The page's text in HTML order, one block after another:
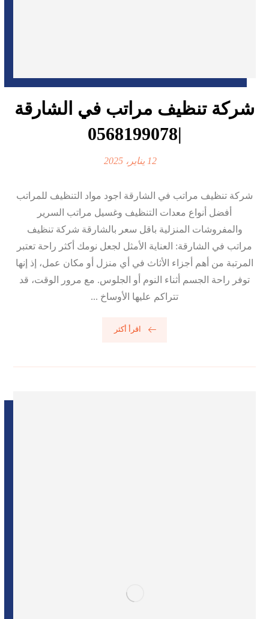
شركة تنظيف مراتب في الشارقة
|0568199078
12 يناير، 2025
شركة تنظيف مراتب في الشارقة اجود مواد التنظيف للمراتب
أفضل أنواع معدات التنظيف وغسيل مراتب السرير
والمفروشات المنزلية باقل سعر بالشارقة شركة تنظيف
مراتب في الشارقة: العناية الأمثل لجعل نومك أكثر راحة تعتبر
المرتبة من أهم أجزاء الأثاث في أي منزل أو مكان عمل، إذ إنها
توفر راحة الجسم أثناء النوم أو الجلوس. مع مرور الوقت، قد
تتراكم عليها الأوساخ ...
اقرأ أكثر